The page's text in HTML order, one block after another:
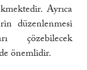
Ayrıca
düzenlenmesi
çözebilecek
önemlidir.